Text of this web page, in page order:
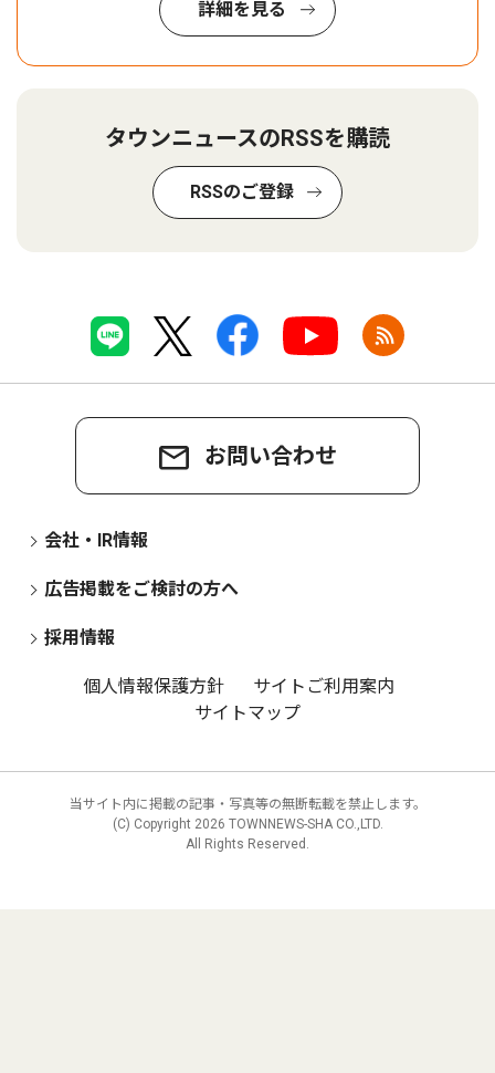
詳細を見る
タウンニュースのRSSを購読
RSSのご登録
お問い合わせ
会社・IR情報
広告掲載をご検討の方へ
採用情報
個人情報保護方針
サイトご利用案内
サイトマップ
当サイト内に掲載の記事・写真等の無断転載を禁止します。
(C) Copyright 2026 TOWNNEWS-SHA CO.,LTD.
All Rights Reserved.